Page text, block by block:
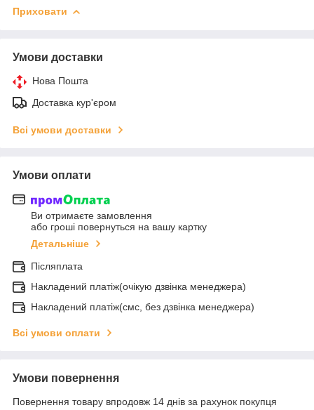
Приховати
Умови доставки
Нова Пошта
Доставка кур'єром
Всі умови доставки
Умови оплати
Ви отримаєте замовлення
або гроші повернуться на вашу картку
Детальніше
Післяплата
Накладений платіж(очікую дзвінка менеджера)
Накладений платіж(смс, без дзвінка менеджера)
Всі умови оплати
Умови повернення
Повернення товару впродовж 14 днів за рахунок покупця